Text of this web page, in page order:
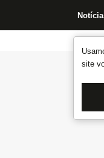
site